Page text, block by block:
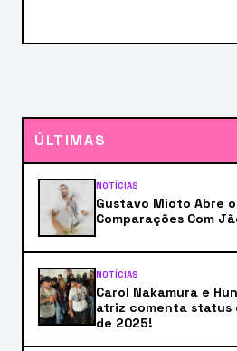
ÚLTIMAS
NOTÍCIAS
Gustavo Mioto Abre
Comparações Com
NOTÍCIAS
Carol Nakamura e
atriz comenta status
de 2025!